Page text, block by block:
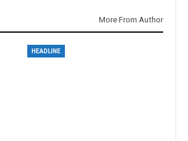
More From Author
HEADLINE